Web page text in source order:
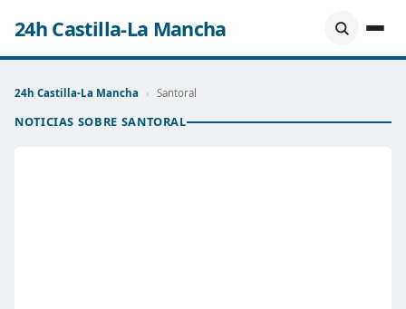
24h Castilla-La Mancha
24h Castilla-La Mancha › Santoral
NOTICIAS SOBRE SANTORAL